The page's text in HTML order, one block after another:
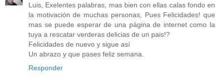
Luis, Exelentes palabras, mas bien con ellas calas fondo en
la motivación de muchas personas, Pues Felicidades! que
mas se puede esperar de una página de internet como la
tuya a rescatar verderas delicias de un pais!?
Felicidades de nuevo y sigue así
Un abrazo y que pases feliz semana.
Responder